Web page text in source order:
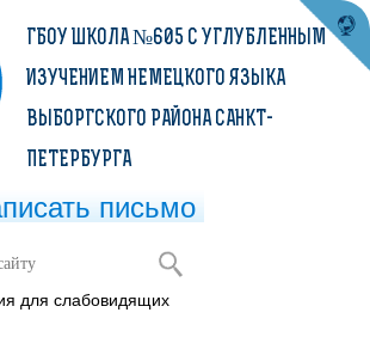
ГБОУ ШКОЛА №605 С УГЛУБЛЕННЫМ
ИЗУЧЕНИЕМ НЕМЕЦКОГО ЯЗЫКА
ВЫБОРГСКОГО РАЙОНА САНКТ-
ПЕТЕРБУРГА
письмо
для слабовидящих